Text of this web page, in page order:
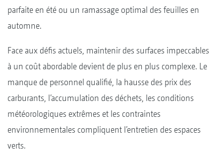
parfaite en été ou un ramassage optimal des feuilles en
automne.
Face aux défis actuels, maintenir des surfaces impeccables
à un coût abordable devient de plus en plus complexe. Le
manque de personnel qualifié, la hausse des prix des
carburants, l’accumulation des déchets, les conditions
météorologiques extrêmes et les contraintes
environnementales compliquent l’entretien des espaces
verts.